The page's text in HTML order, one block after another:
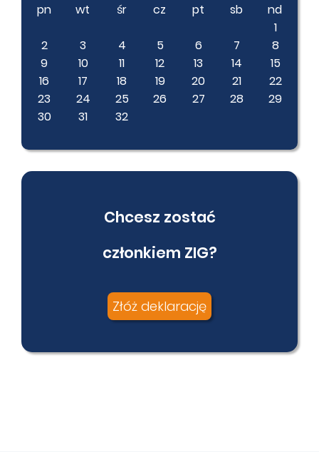
pn
wt śr cz pt sb
nd
1
2
3 4 5 6 7
8
9
10 11 12 13 14
15
16
17 18 19 20 21
22
23
24 25 26 27 28
29
30
31 32
Chcesz zostać
członkiem ZIG?
Złóż deklarację